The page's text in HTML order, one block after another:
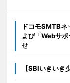
ドコモSMTB
よび「Webサ
せ
【SBIいきい